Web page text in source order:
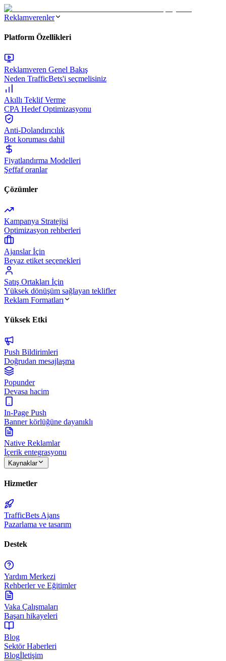
Reklamverenler
Platform Özellikleri
Reklamveren Genel Bakış
Neden TrafficBets'i seçmelisiniz
Akıllı Teklif Verme
CPA Hedef Optimizasyonu
Anti-Dolandırıcılık
Bot koruması dahil
Fiyatlandırma Modelleri
Şeffaf oranlar
Çözümler
Kampanya Stratejisi
Optimizasyon rehberleri
Ajanslar İçin
Beyaz etiket seçenekleri
Satış Ortakları İçin
Yüksek dönüşüm sağlayan teklifler
Reklam Formatları
Yüksek Etki
Push Bildirimleri
Doğrudan mesajlaşma
Popunder
Devasa hacim
In-Page Push
Banner körlüğüne dayanıklı
Native Reklamlar
İçerik entegrasyonu
Kaynaklar
Hizmetler
TrafficBets Ajans
Pazarlama ve tasarım
Destek
Yardım Merkezi
Rehberler ve Eğitimler
Vaka Çalışmaları
Başarı hikayeleri
Blog
Sektör Haberleri
Blogİletişim